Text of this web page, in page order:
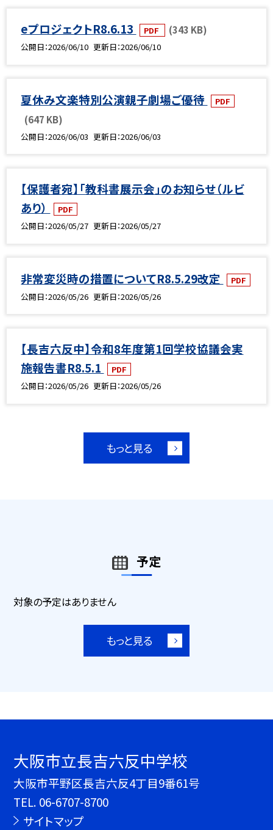
eプロジェクトR8.6.13 PDF (343 KB)
公開日 2026/06/10 更新日 2026/06/10
夏休み文楽特別公演親子劇場ご優待 PDF
(647 KB)
公開日 2026/06/03 更新日 2026/06/03
【保護者宛】「教科書展示会」のお知らせ（ルビ
あり）
PDF
公開日 2026/05/27 更新日 2026/05/27
非常変災時の措置についてR8.5.29改定
PDF
公開日 2026/05/26 更新日 2026/05/26
【長吉六反中】令和8年度第1回学校協議会実
施報告書R8.5.1
PDF
公開日 2026/05/26 更新日 2026/05/26
もっと見る
予定
対象の予定はありません
もっと見る
大阪市立長吉六反中学校
大阪市平野区長吉六反4丁目9番61号
TEL. 06-6707-8700
サイトマップ